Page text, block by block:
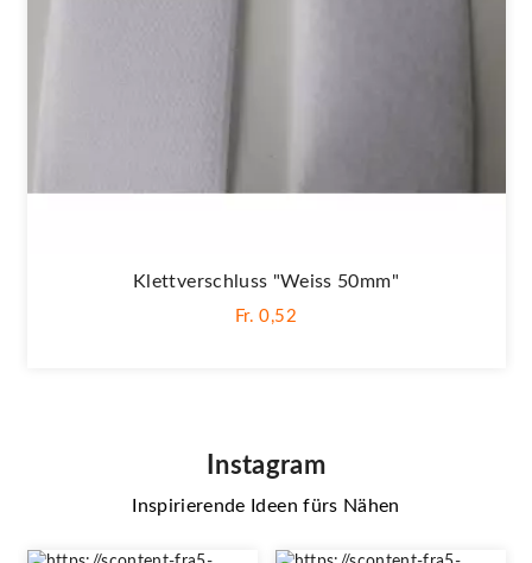
Klettverschluss "weiss 50mm"
Fr. 0,52
Instagram
Inspirierende Ideen fürs Nähen